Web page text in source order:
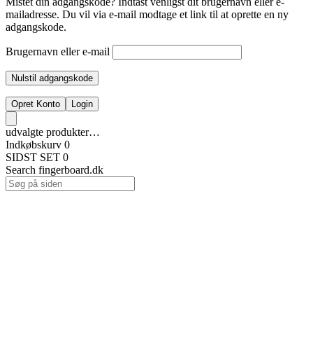
mailadresse. Du vil via e-mail modtage et link til at oprette en ny
adgangskode.
Brugernavn eller e-mail
Nulstil adgangskode
Opret Konto Login
udvalgte produkter…
Indkøbskurv 0
SIDST SET 0
Search fingerboard.dk